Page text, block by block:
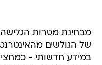
מבחינת מטרות
של הגולשים
במידע חדשותי -